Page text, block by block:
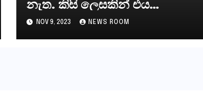
නැත. කිසි ලෙසකින් එය
නීත්‍යානුකූල ලියවිල්ලක් නො වේ.
සිංහල ප්‍රතිපත්ති කේන්ද්‍රයෙන්
ජනාධිපති දැන් වූ ලිපියෙන්
NOV 9, 2023 NEWS ROOM